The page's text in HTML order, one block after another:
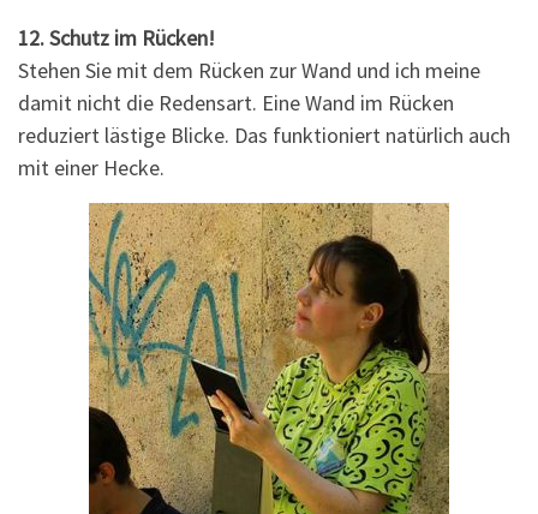
12. Schutz im Rücken!
Stehen Sie mit dem Rücken zur Wand und ich meine
damit nicht die Redensart. Eine Wand im Rücken
reduziert lästige Blicke. Das funktioniert natürlich auch
mit einer Hecke.